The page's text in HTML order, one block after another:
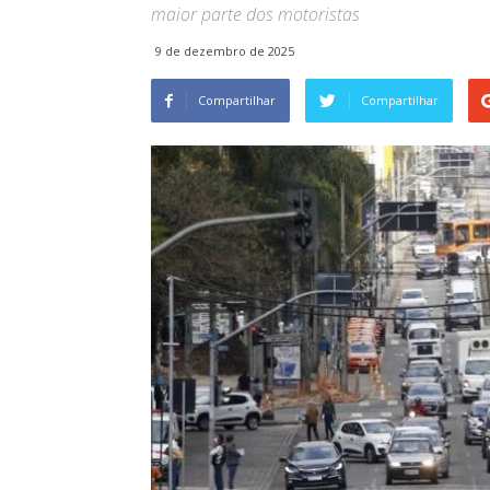
maior parte dos motoristas
9 de dezembro de 2025
Compartilhar Compartilhar